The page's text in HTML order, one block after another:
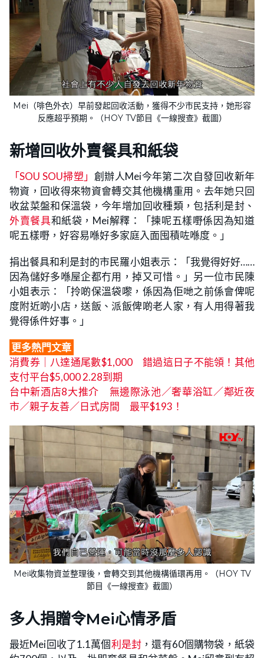
Mei（啡色外衣）早前發起回收活動，獲得不少市民支持，她形容
反應超乎預期。（HOY TV節目《一線搜查》截圖）
新增回收外賣餐具和紙袋
「SOU SOU掃塑」 創辦人Mei今年第二次自發回收新年
物資，回收得來物資會轉交其他機構重用。去年她只回
收盆菜盤和保溫袋，今年增加回收種類，包括利是封、
外賣餐具和紙袋，Mei解釋：「揀呢五樣嘢係因為知道
呢五樣嘢，好容易喺好多家庭入面囤積咗喺度。」
捐出餐具和利是封的市民羅小姐表示：「我覺得好好……
因為儲好多喺屋企都冇用，掉又可惜。」另一位市民陳
小姐表示：「拎啲保溫袋嚟，係因為佢哋之前係會俾呢
度附近啲小店，送飯、派飯俾啲老人家，有人用得著我
覺得係件好事。」
更多熱門文章
消費券｜八達通尾數$1,000 錯過這日子不能領！其他
支付平台$5,000 2.28到期
台中新酒店8大推介 無邊際泳池／奢華浴缸／鄰近夜
市／親子友善／日式房間 最平$193！
Mei收集物資並整理後，會轉交到其他機構循環再用。（HOY TV
節目《一線搜查》截圖）
多人捐贈令Mei心情矛盾
最近Mei回收了1.1萬個利是封 ，還有60個購物袋，紙袋